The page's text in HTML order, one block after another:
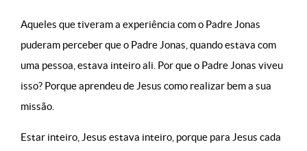
Aqueles que tiveram a experiência com o Padre Jonas
puderam perceber que o Padre Jonas, quando estava com
uma pessoa, estava inteiro ali. Por que o Padre Jonas viveu
isso? Porque aprendeu de Jesus como realizar bem a sua
missão.
Estar inteiro, Jesus estava inteiro, porque para Jesus cada